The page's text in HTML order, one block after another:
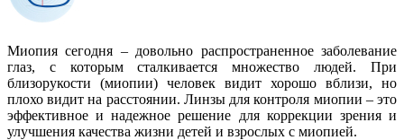
Миопия сегодня – довольно распространенное заболевание
глаз, с которым сталкивается множество людей. При
близорукости (миопии) человек видит хорошо вблизи, но
плохо видит на расстоянии. Линзы для контроля миопии – это
эффективное и надежное решение для коррекции зрения и
улучшения качества жизни детей и взрослых с миопией.